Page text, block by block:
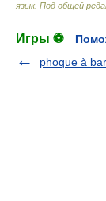
язык. Под общей
Игры ⚽
phoque à